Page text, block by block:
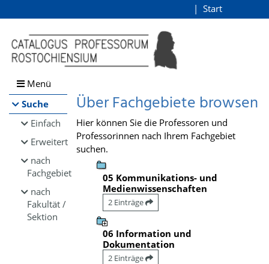
Browsen
direkt zum Inhalt
Start
Menü
Suche
Einfach
Erweitert
nach
Fachgebiet
nach
Fakultät /
Sektion
Über Fachgebiete browsen
Hier können Sie die Professoren und
Professorinnen nach Ihrem Fachgebiet
suchen.
05 Kommunikations- und
Medienwissenschaften
2 Einträge
06 Information und
Dokumentation
2 Einträge